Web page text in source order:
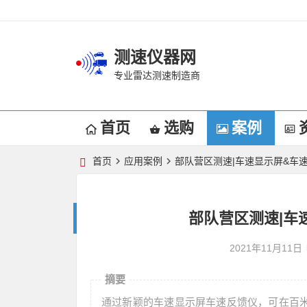
测速仪器网
专业雷达测速制造商
首页 选购 案例
首页 应用案例 部队营区测速|车速显示屏&车
部队营区测速|车
2021年11月11日
摘要
通过新颖的车速显示屏车速反馈仪，可在百